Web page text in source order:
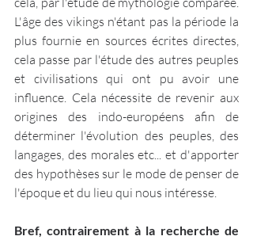
L'âge des vikings n'étant pas la période la
plus fournie en sources écrites directes,
cela passe par l'étude des autres peuples
et civilisations qui ont pu avoir une
influence. Cela nécessite de revenir aux
origines des indo-européens afin de
déterminer l'évolution des peuples, des
langages, des morales etc... et d'apporter
des hypothèses sur le mode de penser de
l'époque et du lieu qui nous intéresse.
Bref, contrairement à la recherche de